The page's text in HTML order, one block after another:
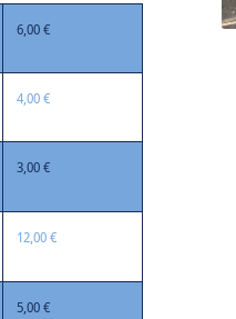
6,00 €
4,00 €
3,00 €
12,00 €
5,00 €